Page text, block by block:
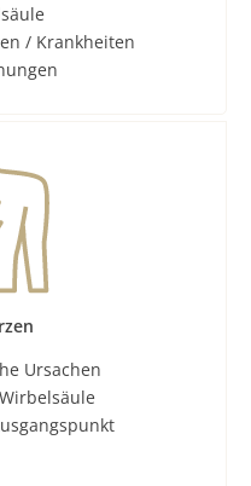
/ Krankheiten
Ursachen